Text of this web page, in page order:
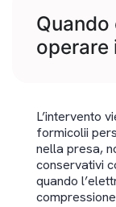
Quando
operare
L’intervento
formicolii
nella presa,
conservativi
quando